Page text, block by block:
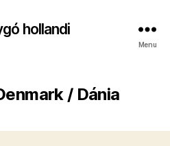
hollandi
Menu
/ Dánia